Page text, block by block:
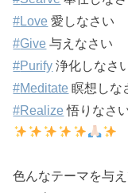
#Love 愛しなさい
#Give 与えなさい
#Purify 浄化しなさ
#Meditate 瞑想しな
#Realize 悟りなさ
色んなテーマを与